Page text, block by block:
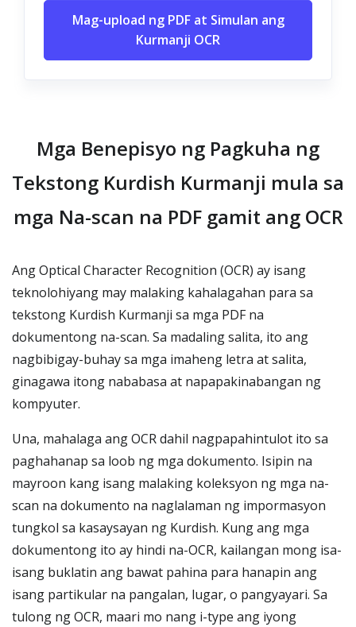
Mag-upload ng PDF at Simulan ang
Kurmanji OCR
Mga Benepisyo ng Pagkuha ng
Tekstong Kurdish Kurmanji mula sa
mga Na-scan na PDF gamit ang OCR
Ang Optical Character Recognition (OCR) ay isang
teknolohiyang may malaking kahalagahan para sa
tekstong Kurdish Kurmanji sa mga PDF na
dokumentong na-scan. Sa madaling salita, ito ang
nagbibigay-buhay sa mga imaheng letra at salita,
ginagawa itong nababasa at napapakinabangan ng
kompyuter.
Una, mahalaga ang OCR dahil nagpapahintulot ito sa
paghahanap sa loob ng mga dokumento. Isipin na
mayroon kang isang malaking koleksyon ng mga na-
scan na dokumento na naglalaman ng impormasyon
tungkol sa kasaysayan ng Kurdish. Kung ang mga
dokumentong ito ay hindi na-OCR, kailangan mong isa-
isang buklatin ang bawat pahina para hanapin ang
isang partikular na pangalan, lugar, o pangyayari. Sa
tulong ng OCR, maari mo nang i-type ang iyong